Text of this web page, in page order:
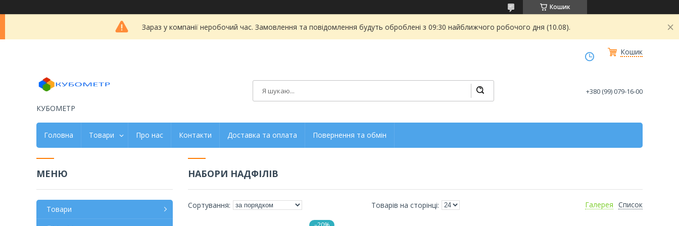
Кошик
Зараз у компанії неробочий час. Замовлення та повідомлення будуть оброблені з 09:30 найближчого робочого дня (10.08).
Кошик
КУБОМЕТР
+380 (99) 079-16-00
Головна Товари Про нас Контакти Доставка та оплата Повернення та обмін
НАБОРИ НАДФІЛІВ
Галерея Список
Товари